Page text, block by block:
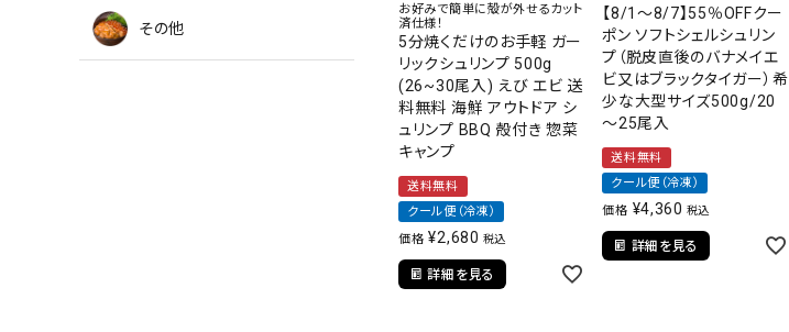
その他
お好みで簡単に殻が外せるカット
済仕様！
5分焼くだけのお手軽 ガー
リックシュリンプ 500g
(26~30尾入) えび エビ 送
料無料 海鮮 アウトドア シ
ュリンプ BBQ 殻付き 惣菜
キャンプ
送料無料
クール便（冷凍）
価格 ¥2,680 税込
詳細を見る
【8/1～8/7】55％OFFクー
ポン ソフトシェルシュリン
プ（脱皮直後のバナメイエ
ビ又はブラックタイガー）希
少な大型サイズ500g/20
～25尾入
送料無料
クール便（冷凍）
価格 ¥4,360 税込
詳細を見る